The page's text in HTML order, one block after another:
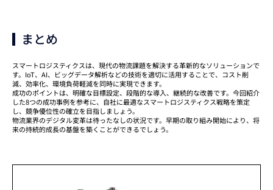
まとめ
スマートロジスティクスは、現代の物流課題を解決する革新的なソリューションで
す。IoT、AI、ビッグデータ解析などの技術を適切に活用することで、コスト削
減、効率化、環境負荷軽減を同時に実現できます。
成功のポイントは、明確な目標設定、段階的な導入、継続的な改善です。今回紹介
した8つの成功事例を参考に、自社に最適なスマートロジスティクス戦略を策定
し、競争優位性の確立を目指しましょう。
物流業界のデジタル変革は待ったなしの状況です。早期の取り組み開始により、将
来の持続的成長の基盤を築くことができるでしょう。